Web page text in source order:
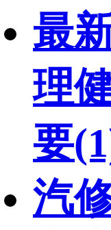
最
理
要
汽